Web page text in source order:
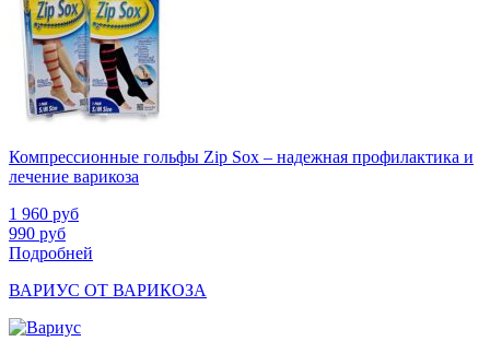
Компрессионные гольфы Zip Sox – надежная профилактика и
лечение варикоза
1 960 руб
990 руб
Подробней
ВАРИУС ОТ ВАРИКОЗА